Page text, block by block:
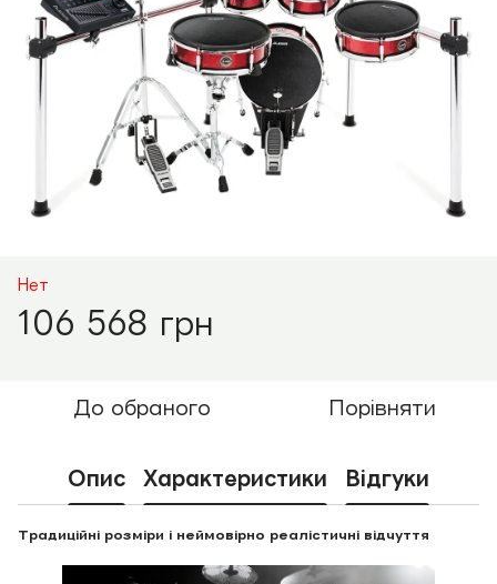
Нет
106 568 грн
До обраного Порівняти
Опис Характеристики Відгуки
Традиційні розміри і неймовірно реалістичні відчуття